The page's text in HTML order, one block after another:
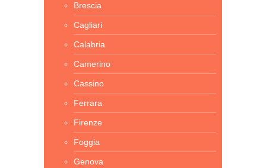
Brescia
Cagliari
Calabria
Camerino
Cassino
Ferrara
Firenze
Foggia
Genova